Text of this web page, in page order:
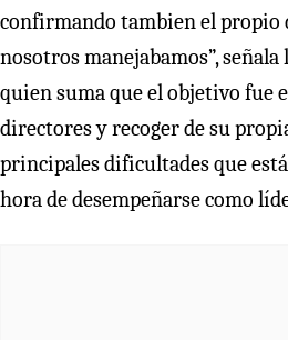
confirmando tambien el propio
nosotros manejabamos”,
quien suma que el objetivo fue
directores y recoger de su
principales dificultades que
hora de desempeñarse como